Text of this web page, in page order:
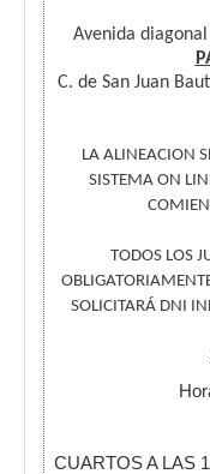
Avenida
C. de San Juan
LA ALINEACION
SISTEMA ON
TODOS LOS
SOLICITARÁ DNI
CUARTOS A LAS